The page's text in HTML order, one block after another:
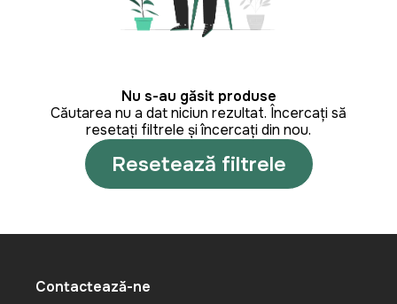
Nu s-au găsit produse
Căutarea nu a dat niciun rezultat. Încercați să
resetați filtrele și încercați din nou.
Resetează filtrele
Contactează-ne